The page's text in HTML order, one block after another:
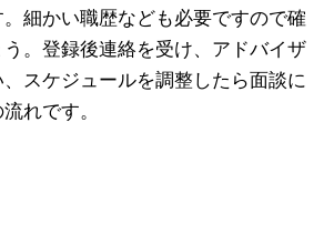
細かい職歴なども必要ですので確
。登録後連絡を受け、アドバイザ
スケジュールを調整したら面談に
れです。